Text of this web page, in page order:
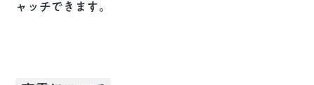
ャッチできます。